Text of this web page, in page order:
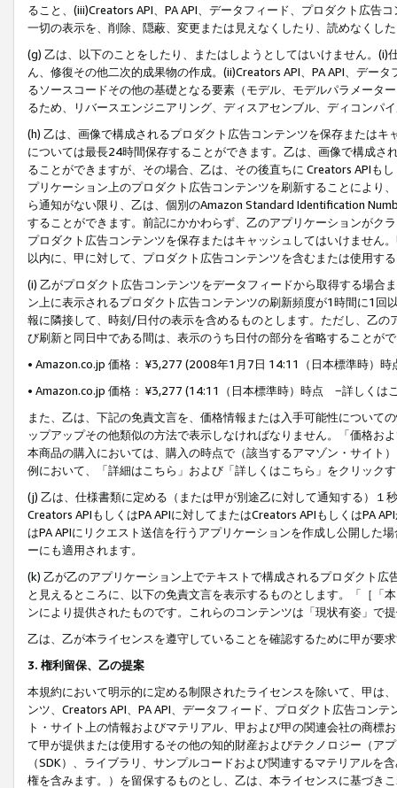
ること、(iii)Creators API、PA API、データフィード、プロダクト広告
一切の表示を、削除、隠蔽、変更または見えなくしたり、読めなくし
(g) 乙は、以下のことをしたり、またはしようとしてはいけません。
ん、修復その他二次的成果物の作成。(ii)Creators API、PA API、デー
るソースコードその他の基礎となる要素（モデル、モデルパラメータ
るため、リバースエンジニアリング、ディスアセンブル、ディコンパ
(h) 乙は、画像で構成されるプロダクト広告コンテンツを保存または
については最長24時間保存することができます。乙は、画像で構成
ることができますが、その場合、乙は、その後直ちに Creators APIも
プリケーション上のプロダクト広告コンテンツを刷新することにより
ら通知がない限り、乙は、個別のAmazon Standard Identification
することができます。前記にかかわらず、乙のアプリケーションがク
プロダクト広告コンテンツを保存またはキャッシュしてはいけません
以内に、甲に対して、プロダクト広告コンテンツを含むまたは使用す
(i) 乙がプロダクト広告コンテンツをデータフィードから取得する場合
ン上に表示されるプロダクト広告コンテンツの刷新頻度が1時間に1
報に隣接して、時刻/日付の表示を含めるものとします。ただし、乙
び刷新と同日中である間は、表示のうち日付の部分を省略することが
• Amazon.co.jp 価格： ¥3,277 (2008年1月7日 14:11（日本標準時）
• Amazon.co.jp 価格： ¥3,277 (14:11（日本標準時）時点 −詳しくは
また、乙は、下記の免責文言を、価格情報または入手可能性について
ップアップその他類似の方法で表示しなければなりません。「価格
本商品の購入においては、購入の時点で（該当するアマゾン・サイト
例において、「詳細はこちら」および「詳しくはこちら」をクリック
(j) 乙は、仕様書類に定める（または甲が別途乙に対して通知する）
Creators APIもしくはPA APIに対してまたはCreators APIもしくはPA
はPA APIにリクエスト送信を行うアプリケーションを作成し公開した
ーにも適用されます。
(k) 乙が乙のアプリケーション上でテキストで構成されるプロダクト
と見えるところに、以下の免責文言を表示するものとします。「［「
ンにより提供されたものです。これらのコンテンツは「現状有姿」で
乙は、乙が本ライセンスを遵守していることを確認するために甲が要
3. 権利留保、乙の提案
本規約において明示的に定める制限されたライセンスを除いて、甲は
ンツ、Creators API、PA API、データフィード、プロダクト広告コン
ト・サイト上の情報およびマテリアル、甲および甲の関連会社の商
て甲が提供または使用するその他の知的財産およびテクノロジー（ア
（SDK）、ライブラリ、サンプルコードおよび関連するマテリアル
権を含みます。）を留保するものとし、乙は、本ライセンスに基づき